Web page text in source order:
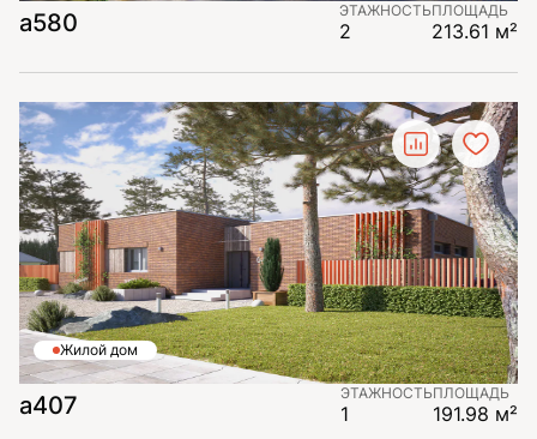
а580 ЭТАЖНОСТЬ
2
ПЛОЩАДЬ
213.61 м²
Жилой дом
а407 ЭТАЖНОСТЬ
1
ПЛОЩАДЬ
191.98 м²